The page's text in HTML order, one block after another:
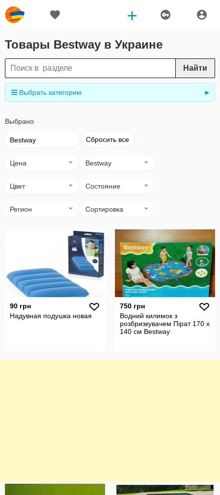
Товары Bestway в Украине
Найти
Выбрать категорию ►
Выбрано
Bestway Сбросить все
Цена Bestway
Цвет Состояние
Регион Сортировка
90 грн
Надувная подушка новая
750 грн
Водний килимок з
розбризкувачем Пірат 170 x
140 см Bestway